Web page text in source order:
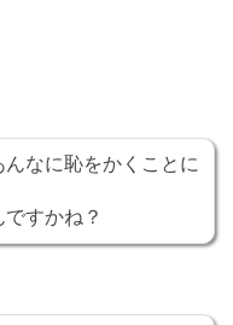
なに恥をかくことに
すかね？